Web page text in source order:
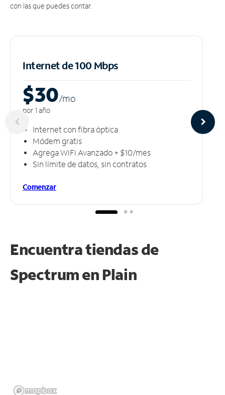
con las que puedes contar.
Internet de 100 Mbps
$30/mo
por 1 año
Internet con fibra óptica
Módem gratis
Agrega WiFi Avanzado + $10/mes
Sin límite de datos, sin contratos
Comenzar
Encuentra tiendas de
Spectrum en Plain